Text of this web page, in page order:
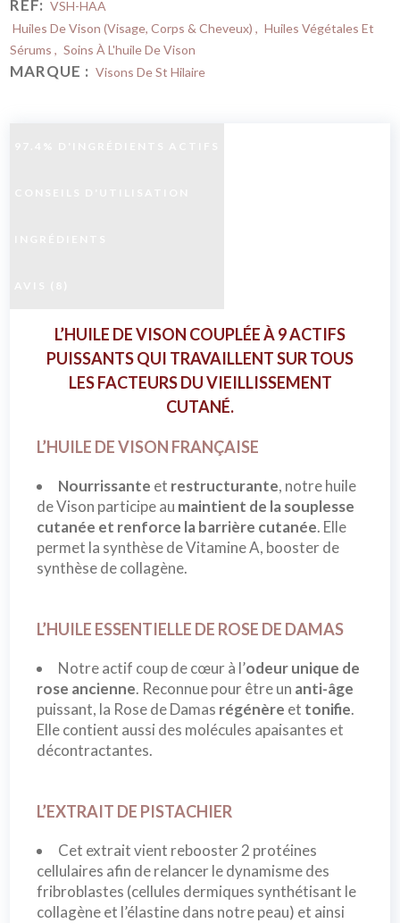
RÉF: VSH-HAA
Huiles De Vison (Visage, Corps & Cheveux) , Huiles Végétales Et
Sérums , Soins À L'huile De Vison
MARQUE : Visons De St Hilaire
L’HUILE DE VISON COUPLÉE À 9 ACTIFS
PUISSANTS QUI TRAVAILLENT SUR TOUS
LES FACTEURS DU VIEILLISSEMENT
CUTANÉ.
L’HUILE DE VISON FRANÇAISE
Nourrissante et restructurante, notre huile
de Vison participe au maintient de la souplesse
cutanée et renforce la barrière cutanée. Elle
permet la synthèse de Vitamine A, booster de
synthèse de collagène.
L’HUILE ESSENTIELLE DE ROSE DE DAMAS
Notre actif coup de cœur à l’odeur unique de
rose ancienne. Reconnue pour être un anti-âge
puissant, la Rose de Damas régénère et tonifie.
Elle contient aussi des molécules apaisantes et
décontractantes.
L’EXTRAIT DE PISTACHIER
Cet extrait vient rebooster 2 protéines
cellulaires afin de relancer le dynamisme des
fribroblastes (cellules dermiques synthétisant le
collagène et l’élastine dans notre peau) et ainsi